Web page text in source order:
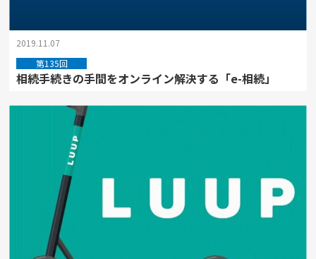
2019.11.07
第135回
相続手続きの手間をオンライン解決する「e-相続」